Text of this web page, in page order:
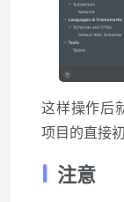
这样操作后
项目的直接
注意